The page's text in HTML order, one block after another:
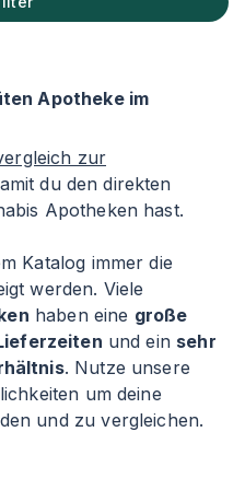
Apotheke im
zur
du den direkten
Apotheken hast.
Katalog immer die
werden. Viele
haben eine große
und ein sehr
. Nutze unsere
um deine
und zu vergleichen.